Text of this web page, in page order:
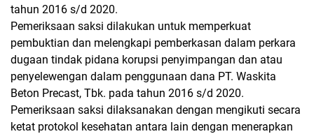
tahun 2016 s/d 2020.
Pemeriksaan saksi dilakukan untuk memperkuat
pembuktian dan melengkapi pemberkasan dalam perkara
dugaan tindak pidana korupsi penyimpangan dan atau
penyelewengan dalam penggunaan dana PT. Waskita
Beton Precast, Tbk. pada tahun 2016 s/d 2020.
Pemeriksaan saksi dilaksanakan dengan mengikuti secara
ketat protokol kesehatan antara lain dengan menerapkan